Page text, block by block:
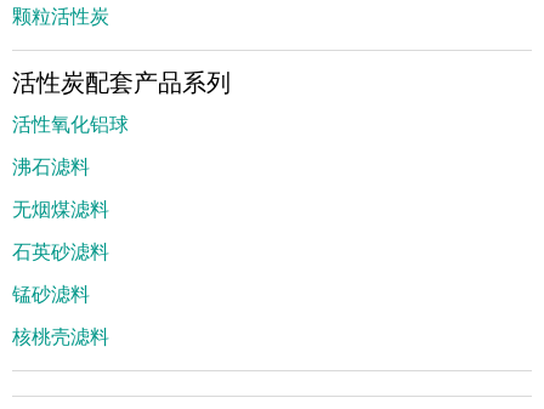
颗粒活性炭
活性炭配套产品系列
活性氧化铝球
沸石滤料
无烟煤滤料
石英砂滤料
锰砂滤料
核桃壳滤料